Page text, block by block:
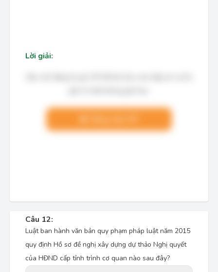
Lời giải:
Câu 12:
Luật ban hành văn bản quy phạm pháp luật năm 2015
quy định Hồ sơ đề nghị xây dựng dự thảo Nghị quyết
của HĐND cấp tỉnh trình cơ quan nào sau đây?